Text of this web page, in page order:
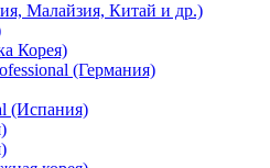
Малайзия, Китай и др.)
Корея)
(Германия)
(Испания)